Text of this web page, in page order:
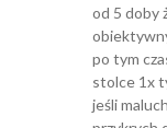
od 5 doby
po tym
stolce 1x
jeśli